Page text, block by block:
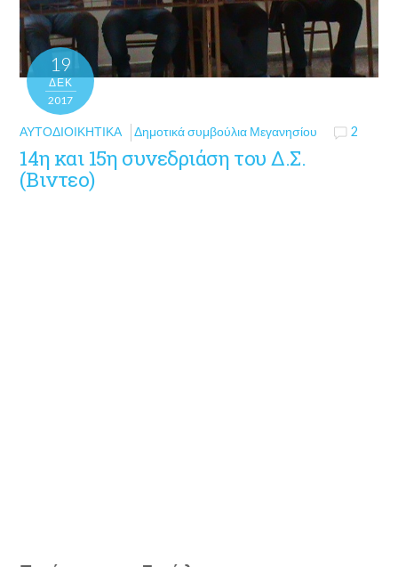
19
ΔΕΚ
2017
ΑΥΤΟΔΙΟΙΚΗΤΙΚΆ Δημοτικά συμβούλια Μεγανησίου 2
14η και 15η συνεδριάση του Δ.Σ.
(Βιντεο)